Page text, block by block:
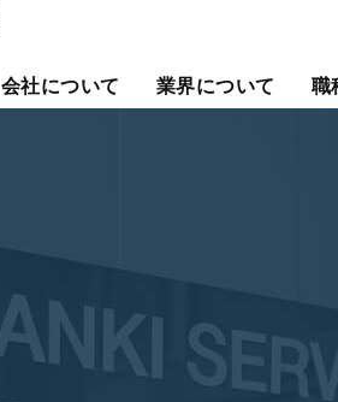
会社について 業界について 職